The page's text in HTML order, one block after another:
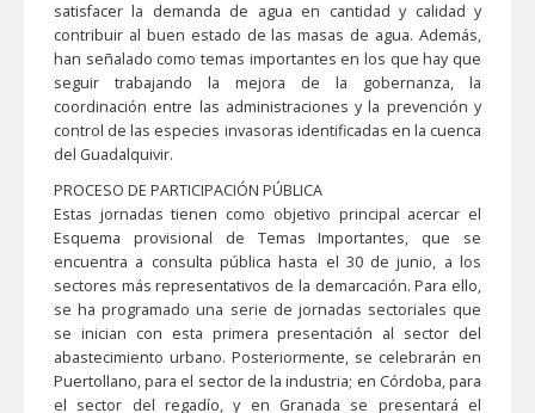
satisfacer la demanda de agua en cantidad y calidad y
contribuir al buen estado de las masas de agua. Además,
han señalado como temas importantes en los que hay que
seguir trabajando la mejora de la gobernanza, la
coordinación entre las administraciones y la prevención y
control de las especies invasoras identificadas en la cuenca
del Guadalquivir.
PROCESO DE PARTICIPACIÓN PÚBLICA
Estas jornadas tienen como objetivo principal acercar el
Esquema provisional de Temas Importantes, que se
encuentra a consulta pública hasta el 30 de junio, a los
sectores más representativos de la demarcación. Para ello,
se ha programado una serie de jornadas sectoriales que
se inician con esta primera presentación al sector del
abastecimiento urbano. Posteriormente, se celebrarán en
Puertollano, para el sector de la industria; en Córdoba, para
el sector del regadío, y en Granada se presentará el